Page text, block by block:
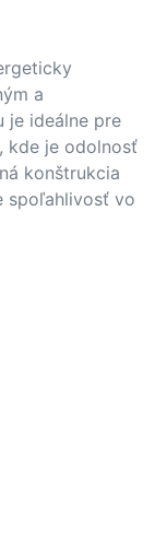
a
je ideálne pre
kde je odolnosť
konštrukcia
spoľahlivosť vo